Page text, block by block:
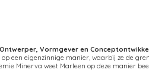
Vormgever en
een eigenzinnige manier, waarbij ze de
Minerva weet Marleen op deze manier